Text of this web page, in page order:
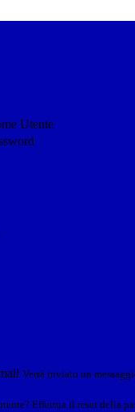
Utente
Verrà inviato un
Effettua il reset della